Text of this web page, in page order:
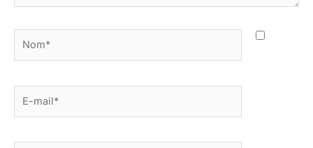
mail*